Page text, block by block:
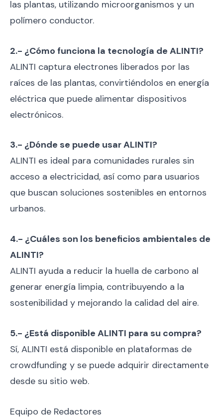
las plantas, utilizando microorganismos y un
polímero conductor.
2.- ¿Cómo funciona la tecnología de ALINTI?
ALINTI captura electrones liberados por las
raíces de las plantas, convirtiéndolos en energía
eléctrica que puede alimentar dispositivos
electrónicos.
3.- ¿Dónde se puede usar ALINTI?
ALINTI es ideal para comunidades rurales sin
acceso a electricidad, así como para usuarios
que buscan soluciones sostenibles en entornos
urbanos.
4.- ¿Cuáles son los beneficios ambientales de
ALINTI?
ALINTI ayuda a reducir la huella de carbono al
generar energía limpia, contribuyendo a la
sostenibilidad y mejorando la calidad del aire.
5.- ¿Está disponible ALINTI para su compra?
Sí, ALINTI está disponible en plataformas de
crowdfunding y se puede adquirir directamente
desde su sitio web.
Equipo de Redactores